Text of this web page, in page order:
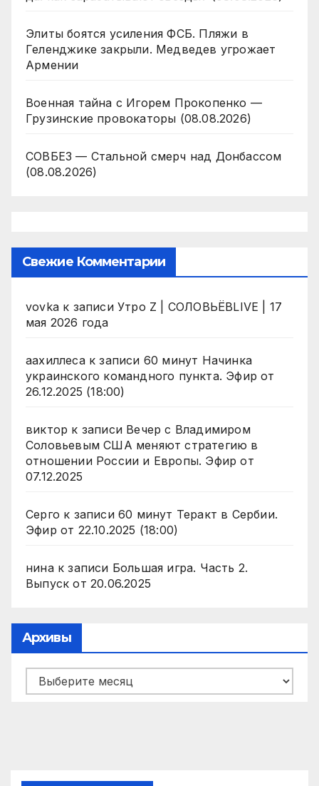
Элиты боятся усиления ФСБ. Пляжи в
Геленджике закрыли. Медведев угрожает
Армении
Военная тайна с Игорем Прокопенко —
Грузинские провокаторы (08.08.2026)
СОВБЕЗ — Стальной смерч над Донбассом
(08.08.2026)
Свежие Комментарии
vovka к записи Утро Z | СОЛОВЬЁВLIVE | 17
мая 2026 года
аахиллесак записи 60 минут Начинка
украинского командного пункта. Эфир от
26.12.2025 (18:00)
виктор к записи Вечер с Владимиром
Соловьевым США меняют стратегию в
отношении России и Европы. Эфир от
07.12.2025
Серго к записи 60 минут Теракт в Сербии.
Эфир от 22.10.2025 (18:00)
нинак записи Большая игра. Часть 2.
Выпуск от 20.06.2025
Архивы
Архивы